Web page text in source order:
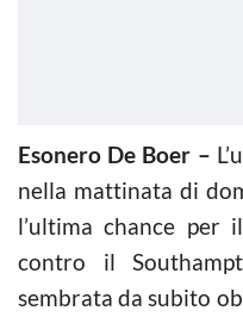
Esonero De Boer –
nella mattinata di
l’ultima chance per
contro il
sembrata da subito